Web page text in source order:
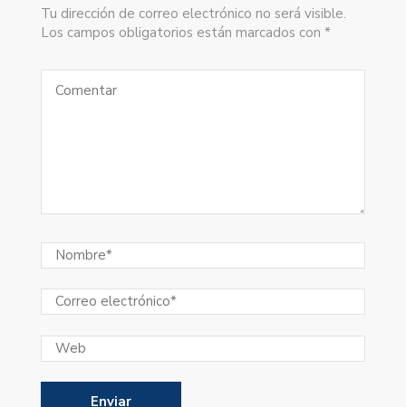
Tu dirección de correo electrónico no será visible.
Los campos obligatorios están marcados con *